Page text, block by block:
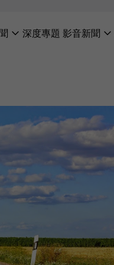
深度專題 影音新聞